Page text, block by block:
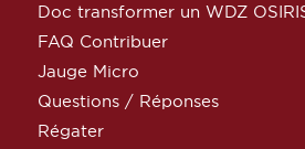
Doc transformer un WDZ
FAQ Contribuer
Jauge Micro
Questions / Réponses
Régater